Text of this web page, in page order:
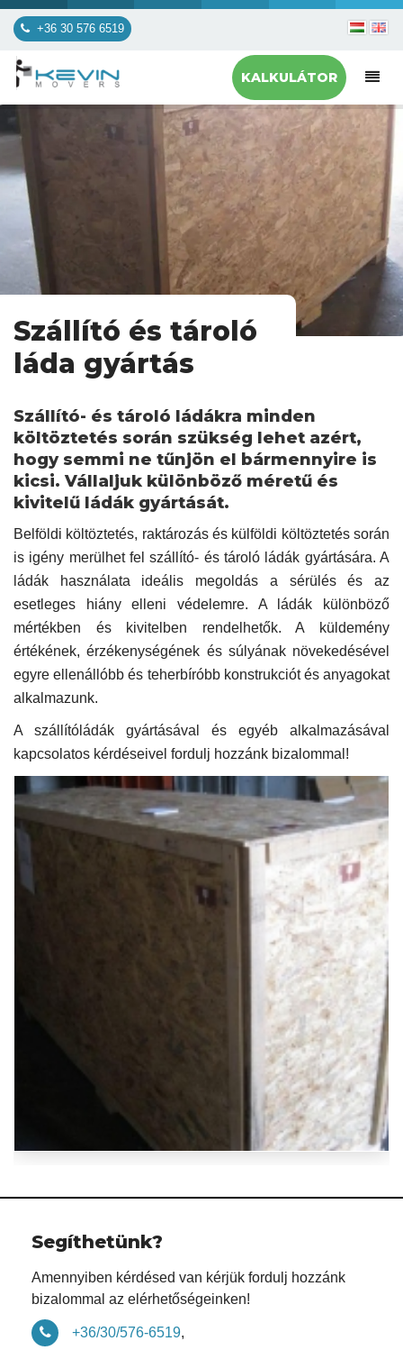
+36 30 576 6519
KALKULÁTOR
Szállító és tároló
láda gyártás
Szállító- és tároló ládákra minden
költöztetés során szükség lehet azért,
hogy semmi ne tűnjön el bármennyire is
kicsi. Vállaljuk különböző méretű és
kivitelű ládák gyártását.
Belföldi költöztetés, raktározás és külföldi költöztetés során
is igény merülhet fel szállító- és tároló ládák gyártására. A
ládák használata ideális megoldás a sérülés és az
esetleges hiány elleni védelemre. A ládák különböző
mértékben és kivitelben rendelhetők. A küldemény
értékének, érzékenységének és súlyának növekedésével
egyre ellenállóbb és teherbíróbb konstrukciót és anyagokat
alkalmazunk.
A szállítóládák gyártásával és egyéb alkalmazásával
kapcsolatos kérdéseivel fordulj hozzánk bizalommal!
Segíthetünk?
Amennyiben kérdésed van kérjük fordulj hozzánk
bizalommal az elérhetőségeinken!
+36/30/576-6519,